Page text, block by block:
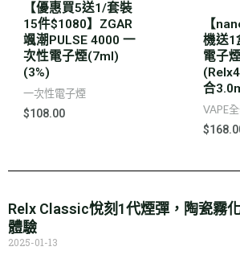
【優惠買5送1/套裝
15件$1080】ZGAR
颯潮PULSE 4000 一
次性電子煙(7ml)
(3%)
一次性電子煙
$108.00
【
機送1
電子
合
VAPE
$
Relx Classic悅刻1代煙彈，陶瓷霧
體驗
2025-01-13